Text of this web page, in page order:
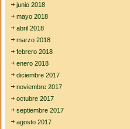
junio 2018
mayo 2018
abril 2018
marzo 2018
febrero 2018
enero 2018
diciembre 2017
noviembre 2017
octubre 2017
septiembre 2017
agosto 2017